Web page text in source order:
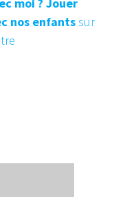
nos enfantssur